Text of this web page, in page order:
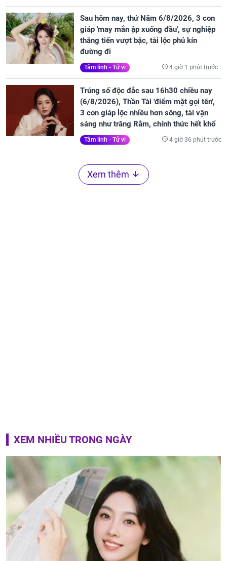
Sau hôm nay, thứ Năm 6/8/2026, 3 con
giáp 'may mắn ập xuống đầu', sự nghiệp
thăng tiến vượt bậc, tài lộc phủ kín
đường đi
Tâm linh - Tử vi 4 giờ 1 phút trước
Trúng số độc đắc sau 16h30 chiều nay
(6/8/2026), Thần Tài 'điểm mặt gọi tên',
3 con giáp lộc nhiều hơn sông, tài vận
sáng như trăng Rằm, chính thức hết khổ
Tâm linh - Tử vi 4 giờ 36 phút trước
Xem thêm
XEM NHIỀU TRONG NGÀY